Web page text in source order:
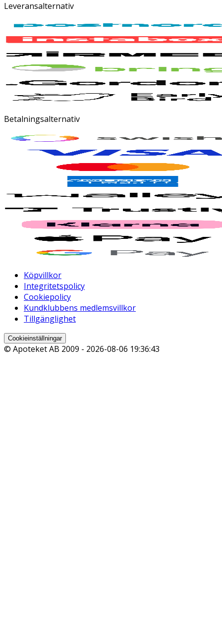
Leveransalternativ
Betalningsalternativ
Köpvillkor
Integritetspolicy
Cookiepolicy
Kundklubbens medlemsvillkor
Tillgänglighet
Cookieinställningar
© Apoteket AB 2009 - 2026-08-06 19:36:43